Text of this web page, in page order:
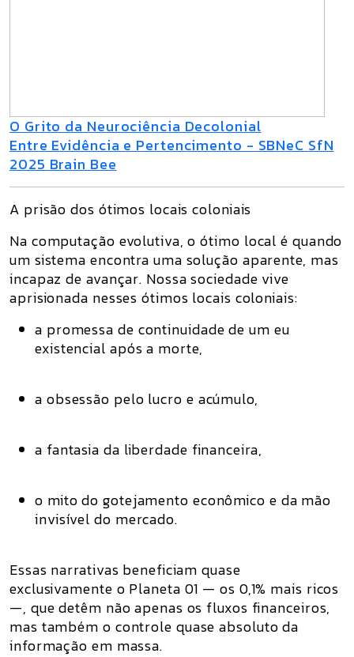
O Grito da Neurociência Decolonial
Entre Evidência e Pertencimento - SBNeC SfN
2025 Brain Bee
A prisão dos ótimos locais coloniais
Na computação evolutiva, oótimo local é quando
um sistema encontra uma solução aparente, mas
incapaz de avançar. Nossa sociedade vive
aprisionada nesses ótimos locais coloniais:
a promessa de continuidade de um eu
existencial após a morte,
a obsessão pelo lucro e acúmulo,
a fantasia da liberdade financeira,
o mito dogotejamento econômico e da mão
invisível do mercado.
Essas narrativas beneficiam quase
exclusivamente o Planeta 01 — os 0,1% mais ricos
—, que detêm não apenas os fluxos financeiros,
mas também o controle quase absoluto da
informação em massa.